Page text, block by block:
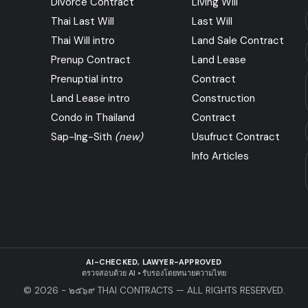
Thai Last Will
Thai Will intro
Prenup Contract
Prenuptial intro
Land Lease intro
Condo in Thailand
Sap-Ing-Sith (new)
Last Will
Land Sale Contract
Land Lease
Contract
Construction
Contract
Usufruct Contract
Info Articles
AI-CHECKED, LAWYER-APPROVED
ตรวจสอบด้วย AI • รับรองโดยทนายความไทย
© 2026 - ๒๕๖๙ THAI CONTRACTS — ALL RIGHTS RESERVED.